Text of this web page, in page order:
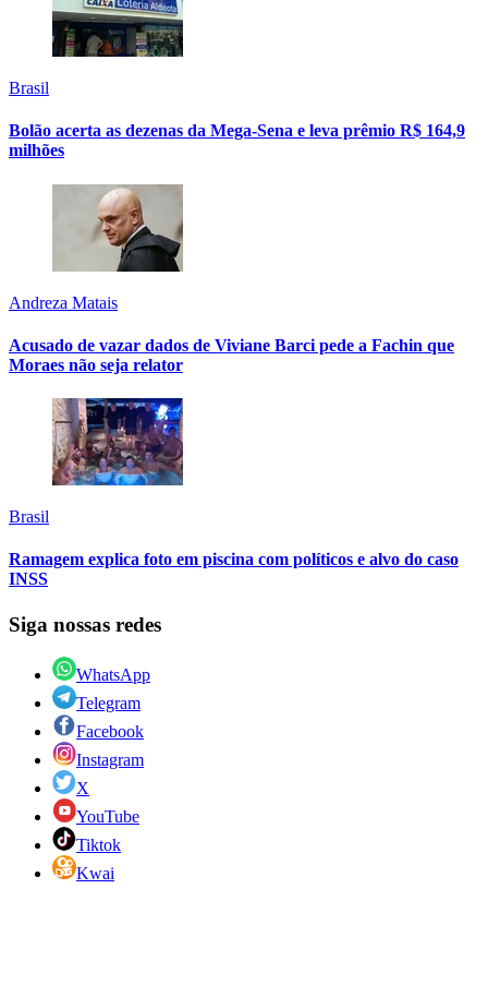
Brasil
Bolão acerta as dezenas da Mega-Sena e leva prêmio R$ 164,9
milhões
Andreza Matais
Acusado de vazar dados de Viviane Barci pede a Fachin que
Moraes não seja relator
Brasil
Ramagem explica foto em piscina com políticos e alvo do caso
INSS
Siga nossas redes
WhatsApp
Telegram
Facebook
Instagram
X
YouTube
Tiktok
Kwai